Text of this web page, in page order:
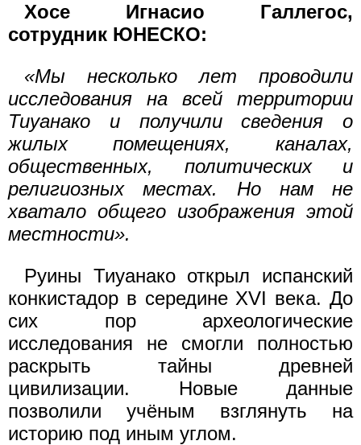
Хосе Игнасио Галлегос,
сотрудник ЮНЕСКО:
«Мы несколько лет проводили
исследования на всей территории
Тиуанако и получили сведения о
жилых помещениях, каналах,
общественных, политических и
религиозных местах. Но нам не
хватало общего изображения этой
местности».
Руины Тиуанако открыл испанский
конкистадор в середине XVI века. До
сих пор археологические
исследования не смогли полностью
раскрыть тайны древней
цивилизации. Новые данные
позволили учёным взглянуть на
историю под иным углом.